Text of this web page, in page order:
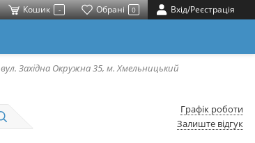
Кошик - Обрані 0 Вхід/Реєстрація
вул. Західна Окружна 35, м. Хмельницький
Графік роботи
Залиште відгук